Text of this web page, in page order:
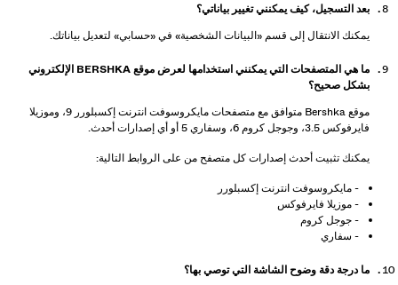
بعد التسجيل، كيف يمكنني تغيير بياناتي؟
يمكنك الانتقال إلى قسم «البيانات الشخصية» في «حسابي» لتعديل بياناتك.
ما هي المتصفحات التي يمكنني استخدامها لعرض موقع BERSHKA الإلكتروني
بشكل صحيح؟
موقع Bershka متوافق مع متصفحات مايكروسوفت انترنت إكسبلورر 9، وموزيلا
فايرفوكس 3.5، وجوجل كروم 6، وسفاري 5 أو أي إصدارات أحدث.
يمكنك تثبيت أحدث إصدارات كل متصفح من على الروابط التالية:
- مايكروسوفت انترنت إكسبلورر
- موزيلا فايرفوكس
- جوجل كروم
- سفاري
ما درجة دقة وضوح الشاشة التي توصي بها؟